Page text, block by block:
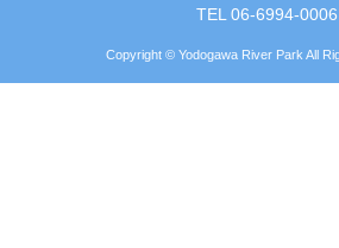
TEL 06-6994-0006
Copyright © Yodogawa River Park All